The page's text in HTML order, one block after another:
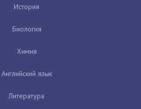
История
Биология
Химия
Английский язык
Литература